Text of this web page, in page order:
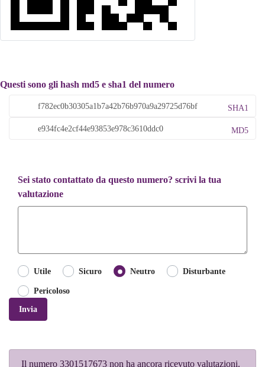
Questi sono gli hash md5 e sha1 del numero
SHA1
MD5
Sei stato contattato da questo numero? scrivi la tua
valutazione
Utile Sicuro Neutro Disturbante
Pericoloso
Invia
Il numero 3301517673 non ha ancora ricevuto valutazioni.